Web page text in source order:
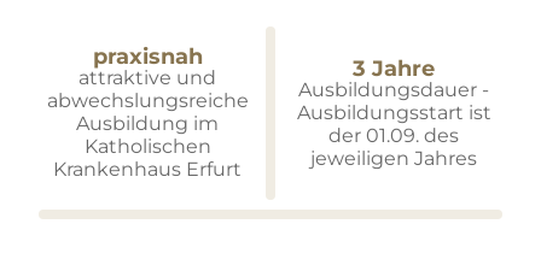
praxisnah
attraktive und
abwechslungsreiche
Ausbildung im
Katho­lischen
Kranken­haus Erfurt
3 Jahre
Ausbildungsdauer -
Ausbildungsstart ist
der 01.09. des
jeweiligen Jahres